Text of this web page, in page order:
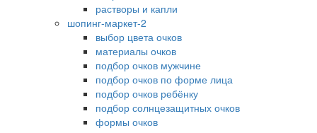
растворы и капли
шопинг-маркет-2
выбор цвета очков
материалы очков
подбор очков мужчине
подбор очков по форме лица
подбор очков ребёнку
подбор солнцезащитных очков
формы очков